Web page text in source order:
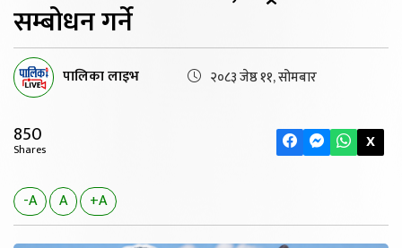
सम्बोधन गर्ने
पालिका लाइभ २०८३ जेष्ठ ११, सोमबार
850
Shares X
-A A +A